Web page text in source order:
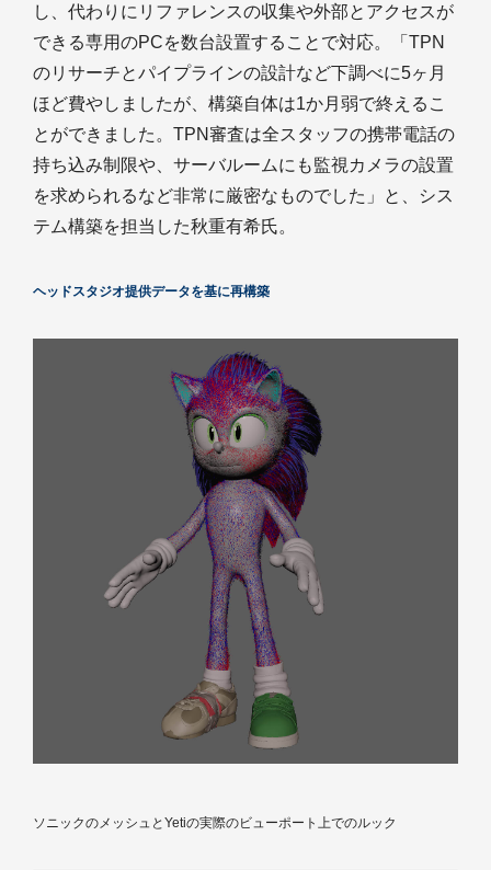
し、代わりにリファレンスの収集や外部とアクセスが
できる専用のPCを数台設置することで対応。「TPN
のリサーチとパイプラインの設計など下調べに5ヶ月
ほど費やしましたが、構築自体は1か月弱で終えるこ
とができました。TPN審査は全スタッフの携帯電話の
持ち込み制限や、サーバルームにも監視カメラの設置
を求められるなど非常に厳密なものでした」と、シス
テム構築を担当した秋重有希氏。
ヘッドスタジオ提供データを基に再構築
ソニックのメッシュとYetiの実際のビューポート上でのルック